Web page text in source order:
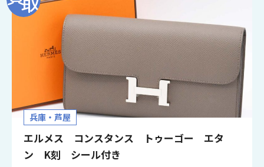
兵庫・芦屋
エルメス コンスタンス トゥーゴー エタ
ン K刻 シール付き